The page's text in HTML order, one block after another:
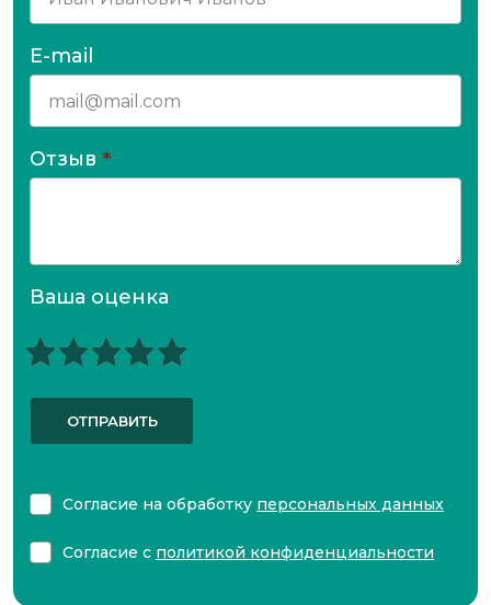
E-mail
Отзыв *
Ваша оценка
ОТПРАВИТЬ
Согласие на обработку персональных данных
Согласие с политикой конфиденциальности